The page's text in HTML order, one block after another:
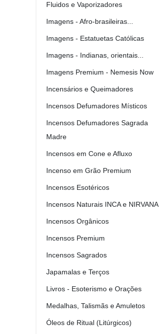
Fluidos e Vaporizadores
Imagens - Afro-brasileiras...
Imagens - Estatuetas Católicas
Imagens - Indianas, orientais...
Imagens Premium - Nemesis Now
Incensários e Queimadores
Incensos Defumadores Místicos
Incensos Defumadores Sagrada
Madre
Incensos em Cone e Afluxo
Incenso em Grão Premium
Incensos Esotéricos
Incensos Naturais INCA e NIRVANA
Incensos Orgânicos
Incensos Premium
Incensos Sagrados
Japamalas e Terços
Livros - Esoterismo e Orações
Medalhas, Talismãs e Amuletos
Óleos de Ritual (Litúrgicos)